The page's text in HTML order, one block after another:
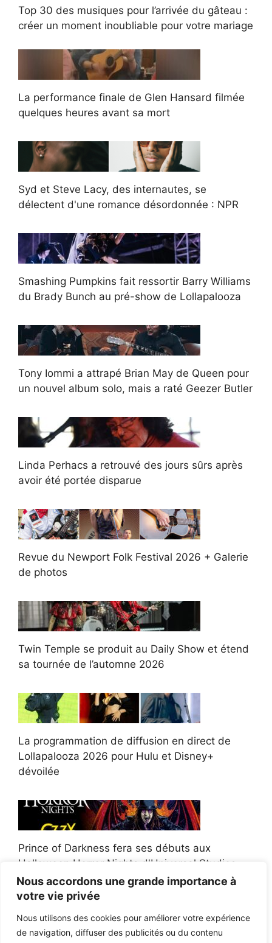
Nous accordons une grande importance à
votre vie privée
Nous utilisons des cookies pour améliorer votre expérience
de navigation, diffuser des publicités ou du contenu
Top 30 des musiques pour l’arrivée du gâteau :
créer un moment inoubliable pour votre mariage
La performance finale de Glen Hansard filmée
quelques heures avant sa mort
Syd et Steve Lacy, des internautes, se
délectent d'une romance désordonnée : NPR
Smashing Pumpkins fait ressortir Barry Williams
du Brady Bunch au pré-show de Lollapalooza
Tony Iommi a attrapé Brian May de Queen pour
un nouvel album solo, mais a raté Geezer Butler
Linda Perhacs a retrouvé des jours sûrs après
avoir été portée disparue
Revue du Newport Folk Festival 2026 + Galerie
de photos
Twin Temple se produit au Daily Show et étend
sa tournée de l’automne 2026
La programmation de diffusion en direct de
Lollapalooza 2026 pour Hulu et Disney+
dévoilée
Prince of Darkness fera ses débuts aux
Halloween Horror Nights d'Universal Studios
Afroman poursuit un policier de l'Ohio après la